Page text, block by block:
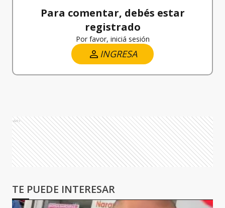
Para comentar, debés estar
registrado
Por favor, iniciá sesión
INGRESA
Ads
TE PUEDE INTERESAR